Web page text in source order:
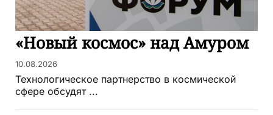
«Новый космос» над Амуром
10.08.2026
Технологическое партнерство в космической
сфере обсудят ...